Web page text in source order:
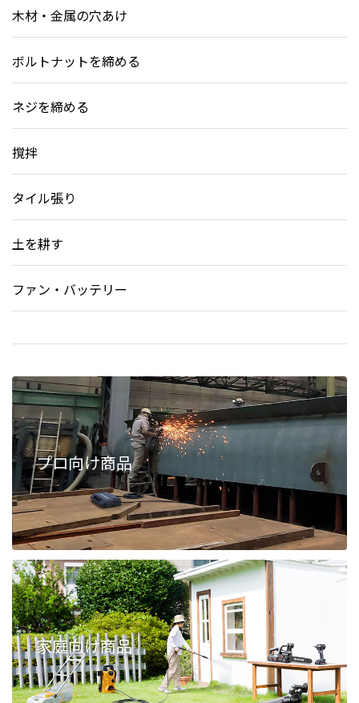
木材・金属の穴あけ
ボルトナットを締める
ネジを締める
撹拌
タイル張り
土を耕す
ファン・バッテリー
プロ向け商品
家庭向け商品